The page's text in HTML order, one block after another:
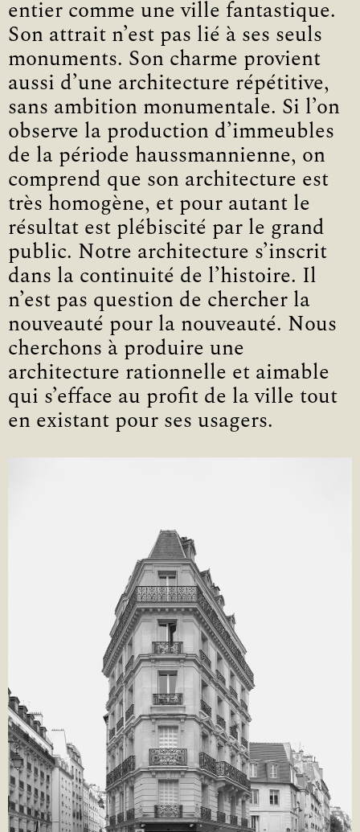
entier comme une ville fantastique.
Son attrait n’est pas lié à ses seuls
monuments. Son charme provient
aussi d’une architecture répétitive,
sans ambition monumentale. Si l’on
observe la production d’immeubles
de la période haussmannienne, on
comprend que son architecture est
très homogène, et pour autant le
résultat est plébiscité par le grand
public. Notre architecture s’inscrit
dans la continuité de l’histoire. Il
n’est pas question de chercher la
nouveauté pour la nouveauté. Nous
cherchons à produire une
architecture rationnelle et aimable
qui s’efface au profit de la ville tout
en existant pour ses usagers.